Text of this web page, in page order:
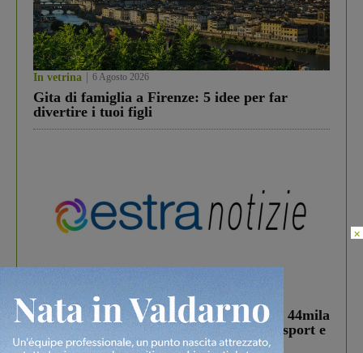
In vetrina 6 Agosto 2026
Gita di famiglia a Firenze: 5 idee per far
divertire i tuoi figli
In vetrina 3 Agosto 2026
Estra Notizie agosto: Smart Cities, oltre 44mila
studenti coinvolti, torna il bando per lo sport e
debutta il podcast Estrair
×